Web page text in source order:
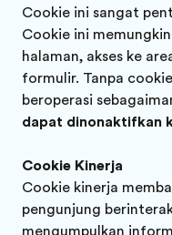
Cookie ini sangat
Cookie ini
halaman, akses ke
formulir. Tanpa
beroperasi
dapat dinonaktifkan
Cookie Kinerja
Cookie kinerja
pengunjung
mengumpulkan